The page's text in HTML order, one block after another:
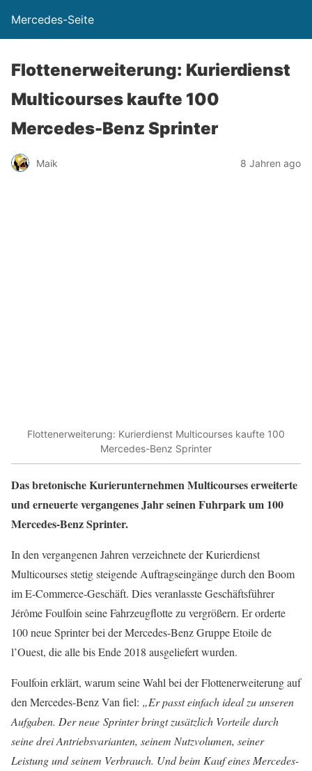
Mercedes-Seite
Flottenerweiterung: Kurierdienst
Multicourses kaufte 100
Mercedes-Benz Sprinter
Maik 8 Jahren ago
Flottenerweiterung: Kurierdienst Multicourses kaufte 100
Mercedes-Benz Sprinter
Das bretonische Kurierunternehmen Multicourses erweiterte
und erneuerte vergangenes Jahr seinen Fuhrpark um 100
Mercedes-Benz Sprinter.
In den vergangenen Jahren verzeichnete der Kurierdienst
Multicourses stetig steigende Auftragseingänge durch den Boom
im E-Commerce-Geschäft. Dies veranlasste Geschäftsführer
Jérôme Foulfoin seine Fahrzeugflotte zu vergrößern. Er orderte
100 neue Sprinter bei der Mercedes-Benz Gruppe Etoile de
l’Ouest, die alle bis Ende 2018 ausgeliefert wurden.
Foulfoin erklärt, warum seine Wahl bei der Flottenerweiterung auf
den Mercedes-Benz Van fiel: „Er passt einfach ideal zu unseren
Aufgaben. Der neue Sprinter bringt zusätzlich Vorteile durch
seine drei Antriebsvarianten, seinem Nutzvolumen, seiner
Leistung und seinem Verbrauch. Und beim Kauf eines Mercedes-